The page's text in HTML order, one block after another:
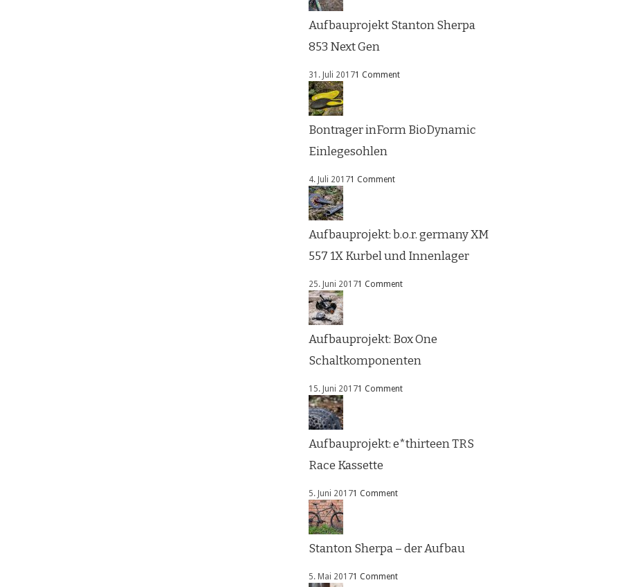
Aufbauprojekt Stanton Sherpa
853 Next Gen
31. Juli 20171 Comment
Bontrager inForm BioDynamic
Einlegesohlen
4. Juli 20171 Comment
Aufbauprojekt: b.o.r. germany XM
557 1X Kurbel und Innenlager
25. Juni 20171 Comment
Aufbauprojekt: Box One
Schaltkomponenten
15. Juni 20171 Comment
Aufbauprojekt: e*thirteen TRS
Race Kassette
5. Juni 20171 Comment
Stanton Sherpa – der Aufbau
5. Mai 20171 Comment